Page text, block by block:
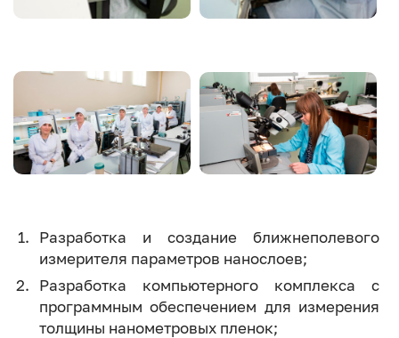
Image Image
Разработка и создание ближнеполевого
измерителя параметров нанослоев;
Разработка компьютерного комплекса с
программным обеспечением для измерения
толщины нанометровых пленок;